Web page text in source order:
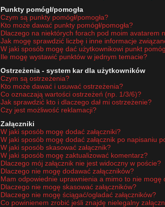
Punkty pomógł/pomogła
Czym są punkty pomógł/pomogła?
Kto może dawać punkty pomógł/pomogła?
Dlaczego na niektórych forach pod moim avatarem
Jak mogę sprawdzić liczbę i inne informacje
W jaki sposób mogę dać użytkownikowi punkt
Ile mogę wystawić punktów w jednym temacie?
Ostrzeżenia - system kar dla użytkowników
Czym są ostrzeżenia?
Kto może dawać i usuwać ostrzeżenia?
Co oznaczają wartości ostrzeżeń (np. 1/3/6)?
Jak sprawdzić kto i dlaczego dał mi ostrzeżenie?
Czy jest możliwość reklamacji?
Załączniki
W jaki sposób mogę dodać załączniki?
W jaki sposób mogę dodać załącznik po napisaniu
W jaki sposób skasować załącznik?
W jaki sposób mogę zaktualizować komentarz?
Dlaczego mój załącznik nie jest widoczny w poście?
Dlaczego nie mogę dodawać załączników?
Mam odpowiednie uprawnienia a mimo to nie mogę
Dlaczego nie mogę skasować załączników?
Dlaczego nie mogę ściągać/ogladać załączników?
Co powinienem zrobić jeśli znajdę nielegalny